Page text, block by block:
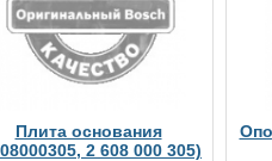
Плита основания
2 608 000 305)